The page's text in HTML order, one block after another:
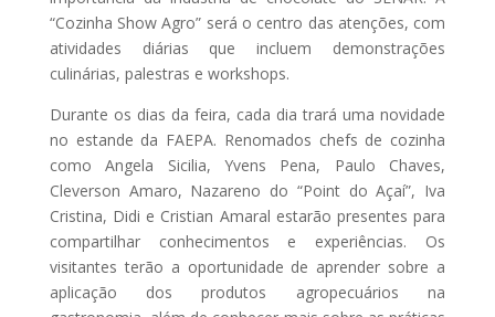
“Cozinha Show Agro” será o centro das atenções, com
atividades diárias que incluem demonstrações
culinárias, palestras e workshops.
Durante os dias da feira, cada dia trará uma novidade
no estande da FAEPA. Renomados chefs de cozinha
como Angela Sicilia, Yvens Pena, Paulo Chaves,
Cleverson Amaro, Nazareno do “Point do Açaí”, Iva
Cristina, Didi e Cristian Amaral estarão presentes para
compartilhar conhecimentos e experiências. Os
visitantes terão a oportunidade de aprender sobre a
aplicação dos produtos agropecuários na